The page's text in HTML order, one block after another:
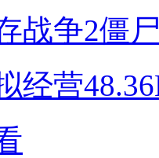
战争2僵
经营